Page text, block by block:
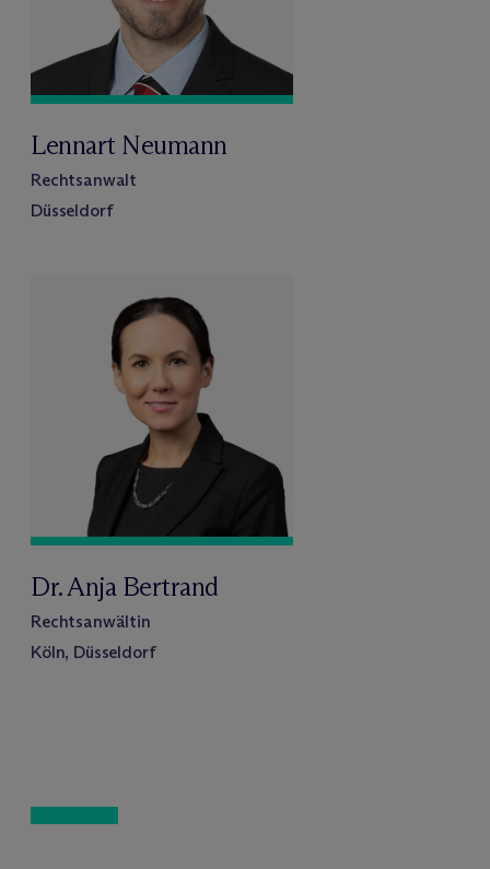
Lennart Neumann
Rechtsanwalt
Düsseldorf
Dr. Anja Bertrand
Rechtsanwältin
Köln, Düsseldorf